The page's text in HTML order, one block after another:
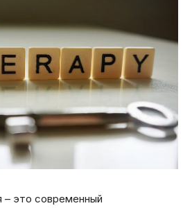
– это современный